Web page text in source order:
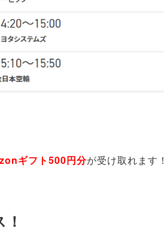
ギフト500円分が受け取れます！